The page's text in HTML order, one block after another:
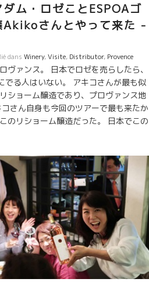
ム・ロゼことESPOAゴ
Akikoさんとやって来た -
dans Winery,Visite, Distributor, Provence
ヴァンス。 日本でロゼを売らしたら、
でる人はいない。 アキコさんが最も似
ショーム醸造であり、プロヴァンス地
さん自身も今回のツアーで最も来たか
のリショーム醸造だった。 日本でこの
ロゼを一番売っている人でもある。 過
たので、十分な量を日本に輸入されて
て予約だけで売れきれていたワインで
８年は久々に十分な量が収穫できた。
日本に輸入されるだろう。 喜んでいる
客さん達！！